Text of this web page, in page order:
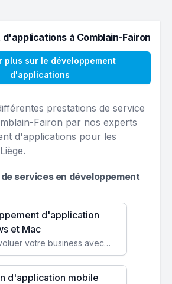
à Comblain-Fairon
plus sur le développement
d'applications
prestations de service
Fairon par nos experts
d'applications pour les
services en développement
d'application
et Mac
Faites évoluer votre business avec des solutions logicielles personnalisées, parfaitement adaptées à vos besoins spécifiques.
d'application mobile